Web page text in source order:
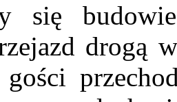
się
drogą
gości